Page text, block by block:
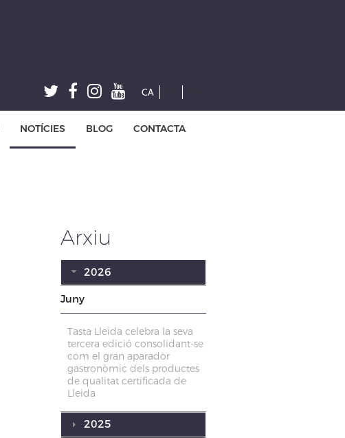
NOTÍCIES BLOG CONTACTA
CA
Arxiu
2026
Juny
Tasta Lleida celebra la seva
tercera edició consolidant-se
com el gran aparador
gastronòmic dels productes
de qualitat certificada de
Lleida
2025